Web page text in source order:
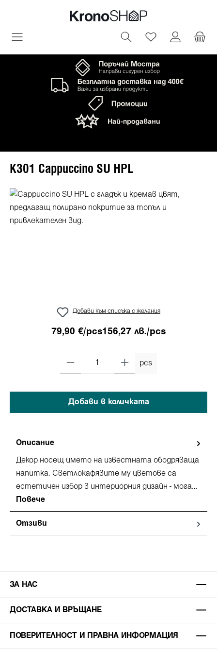
съдържание
Имате 0
K301 Cappuccino SU HPL
Пропуснете галерия с изображения
Добави към списъка с желания
79,90 €/pcs156,27 лв./pcs
pcs
Добави в количката
Описание
Декор носещ името на известната ободряваща
напитка. Светлокафявите му цветове са
естетичен избор в интериорния дизайн - мога…
Повече
Отзиви
ЗА НАС
ДОСТАВКА И ВРЪЩАНЕ
ПОВЕРИТЕЛНОСТ И ПРАВНА ИНФОРМАЦИЯ